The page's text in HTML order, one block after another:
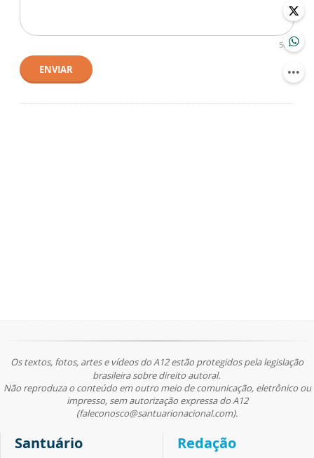
500
ENVIAR
Os textos, fotos, artes e vídeos do A12 estão protegidos pela legislação
brasileira sobre direito autoral.
Não reproduza o conteúdo em outro meio de comunicação, eletrônico ou
impresso, sem autorização expressa do A12
(faleconosco@santuarionacional.com).
Santuário Redação